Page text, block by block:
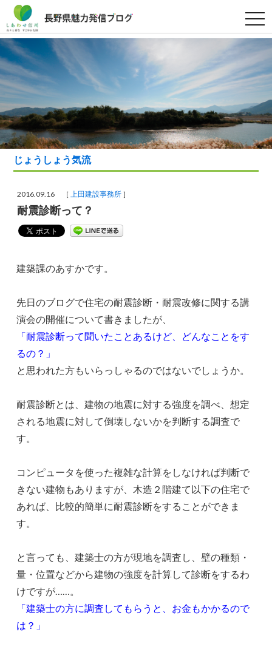
t
o
g
l
e
n
a
g
a
t
o
じょうしょう気流
2016.09.16 ［ 上田建設事務所 ］
耐震診断って？
建築課のあすかです。
先日のブログで住宅の耐震診断・耐震改修に関する講
演会の開催について書きましたが、
「耐震診断って聞いたことあるけど、どんなことをす
るの？」
と思われた方もいらっしゃるのではないでしょうか。
耐震診断とは、建物の地震に対する強度を調べ、想定
される地震に対して倒壊しないかを判断する調査で
す。
コンピュータを使った複雑な計算をしなければ判断で
きない建物もありますが、木造２階建て以下の住宅で
あれば、比較的簡単に耐震診断をすることができま
す。
と言っても、建築士の方が現地を調査し、壁の種類・
量・位置などから建物の強度を計算して診断をするわ
けですが……。
「建築士の方に調査してもらうと、お金もかかるので
は？」